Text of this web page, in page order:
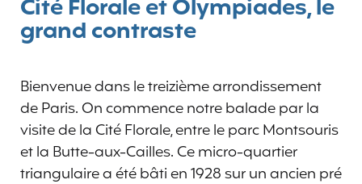
Cité Florale et Olympiades, le
grand contraste
Bienvenue dans le treizième arrondissement
de Paris. On commence notre balade par la
visite de la Cité Florale, entre le parc Montsouris
et la Butte-aux-Cailles. Ce micro-quartier
triangulaire a été bâti en 1928 sur un ancien pré